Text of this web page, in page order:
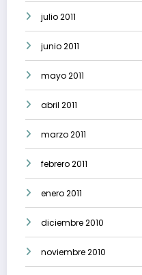
julio 2011
junio 2011
mayo 2011
abril 2011
marzo 2011
febrero 2011
enero 2011
diciembre 2010
noviembre 2010